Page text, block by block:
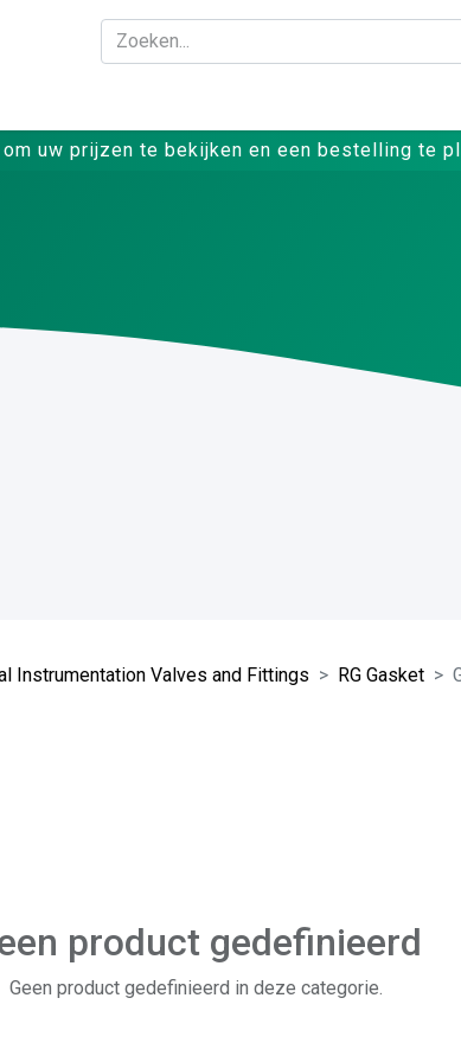
om uw prijzen te bekijken en een bestelling te
Instrumentation Valves and Fittings RG Gasket
product gedefinieerd
Geen product gedefinieerd in deze categorie.